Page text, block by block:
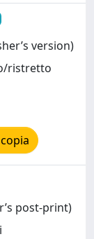
version)
ristretto
post-print)